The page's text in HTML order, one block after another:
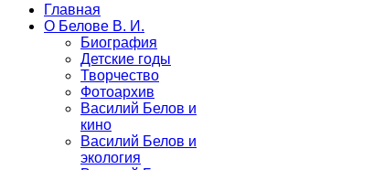
Главная
О Белове В. И.
Биография
Детские годы
Творчество
Фотоархив
Василий Белов и
кино
Василий Белов и
экология